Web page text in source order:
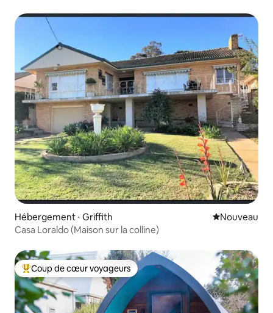
Hébergement ⋅ Griffith Nouvel
Nouveau
Casa Loraldo (Maison sur la colline)
Coups de cœur voyageurs les plus appréciés
Coup de cœur voyageurs